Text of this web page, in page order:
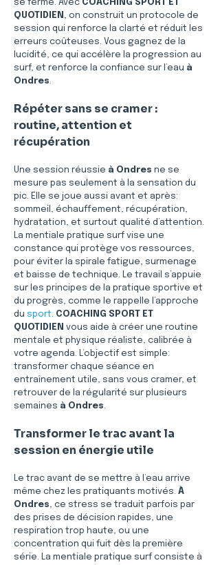
se ferme. Avec COACHING SPORT ET
QUOTIDIEN , on construit un protocole de
session qui renforce la clarté et réduit les
erreurs coûteuses. Vous gagnez de la
lucidité, ce qui accélère la progression au
surf, et renforce la confiance sur l’eau à
Ondres.
Répéter sans se cramer :
routine, attention et
récupération
Une session réussie à Ondres ne se
mesure pas seulement à la sensation du
pic. Elle se joue aussi avant et après:
sommeil, échauffement, récupération,
hydratation, et surtout qualité d’attention.
La mentiale pratique surf vise une
constance qui protège vos ressources,
pour éviter la spirale fatigue, surmenage
et baisse de technique. Le travail s’appuie
sur les principes de la pratique sportive et
du progrès, comme le rappelle l’approche
du sport. COACHING SPORT ET
QUOTIDIEN vous aide à créer une routine
mentale et physique réaliste, calibrée à
votre agenda. L’objectif est simple:
transformer chaque séance en
entraînement utile, sans vous cramer, et
retrouver de la régularité sur plusieurs
semaines à Ondres.
Transformer le trac avant la
session en énergie utile
Le trac avant de se mettre à l’eau arrive
même chez les pratiquants motivés. À
Ondres, ce stress se traduit parfois par
des prises de décision rapides, une
respiration trop haute, ou une
concentration qui fuit dès la première
série. La mentiale pratique surf consiste à